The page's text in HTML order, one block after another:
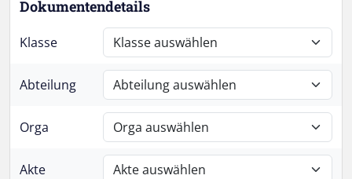
Dokumentendetails
Klasse
Abteilung
Orga
Akte